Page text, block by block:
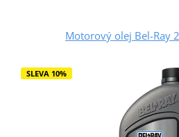
Motorový olej Bel-Ray
SLEVA 10%